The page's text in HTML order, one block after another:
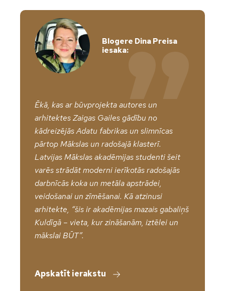
Blogere Dina Preisa
iesaka:
Ēkā, kas ar būvprojekta autores un
arhitektes Zaigas Gailes gādību no
kādreizējās Adatu fabrikas un slimnīcas
pārtop Mākslas un radošajā klasterī.
Latvijas Mākslas akadēmijas studenti šeit
varēs strādāt moderni ierīkotās radošajās
darbnīcās koka un metāla apstrādei,
veidošanai un zīmēšanai. Kā atzinusi
arhitekte, “šis ir akadēmijas mazais gabaliņš
Kuldīgā – vieta, kur zināšanām, iztēlei un
mākslai BŪT”.
Apskatīt ierakstu